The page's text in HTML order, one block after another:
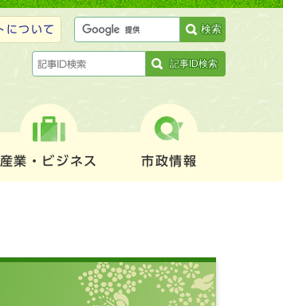
について 検索
記事ID検索
産業・ビジネス 市政情報